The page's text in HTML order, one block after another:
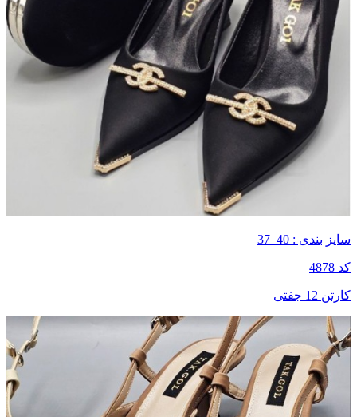
سایز بندی : 40_37
کد 4878
کارتن 12 جفتی